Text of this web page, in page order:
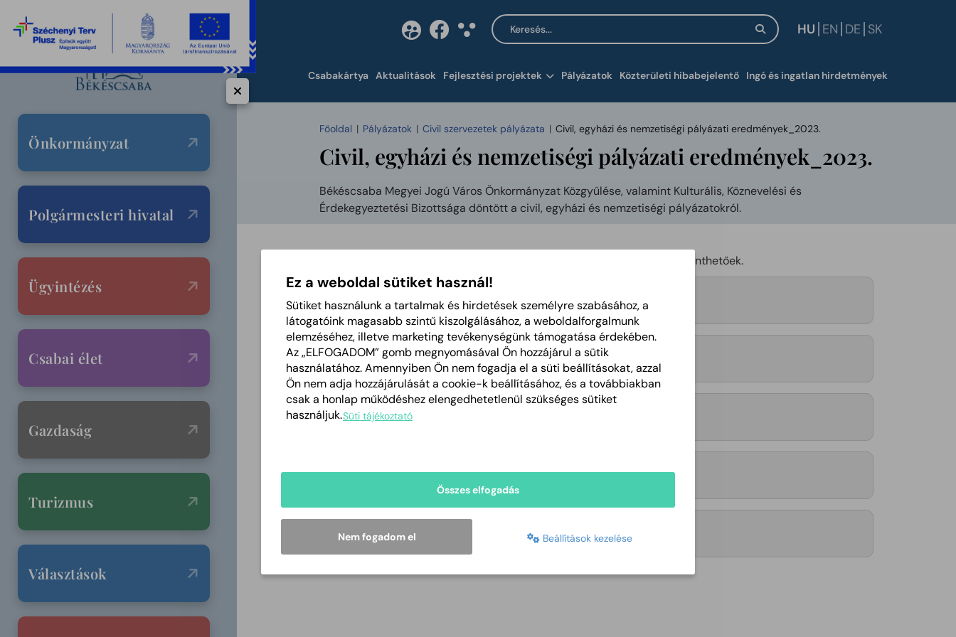
Tartalom megnyitása új ablakban
Keresés a tartalomban
HU EN DE SK
Csabakártya Aktualitások Fejlesztési projektek Pályázatok Közterületi hibabejelentő Ingó és ingatlan hirdetmények
Önkormányzat
Polgármesteri hivatal
Ügyintézés
Csabai élet
Gazdaság
Turizmus
Választások
Főoldal Pályázatok Civil szervezetek pályázata Civil, egyházi és nemzetiségi pályázati eredmények_2023.
Civil, egyházi és nemzetiségi pályázati eredmények_2023.
Békéscsaba Megyei Jogú Város Önkormányzat Közgyűlése, valamint Kulturális, Köznevelési és
Érdekegyeztetési Bizottsága döntött a civil, egyházi és nemzetiségi pályázatokról.
A pályázati eredmények és a beszámoló űrlap a mellékletekben megtekinthetőek.
2023-04-06 PDF
Egyházi szervezetek 2023
2023-04-06 PDF
Nemzetiségi civil szervezetek 2023
Alapítványi civil szervezetek 2023. évi támogatása
2023-04-06
Ez a weboldal sütiket használ!
Sütiket használunk a tartalmak és hirdetések személyre szabásához, a
látogatóink magasabb szintű kiszolgálásához, a weboldalforgalmunk
elemzéséhez, illetve marketing tevékenységünk támogatása érdekében.
Az „ELFOGADOM” gomb megnyomásával Ön hozzájárul a sütik
használatához. Amennyiben Ön nem fogadja el a süti beállításokat, azzal
Ön nem adja hozzájárulását a cookie-k beállításához, és a továbbiakban
csak a honlap működéshez elengedhetetlenül szükséges sütiket
használjuk.Süti tájékoztató
Összes elfogadás
Nem fogadom el Beállítások kezelése